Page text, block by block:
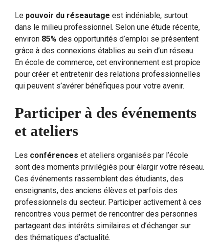
Le pouvoir du réseautage est indéniable, surtout
dans le milieu professionnel. Selon une étude récente,
environ 85% des opportunités d’emploi se présentent
grâce à des connexions établies au sein d’un réseau.
En école de commerce, cet environnement est propice
pour créer et entretenir des relations professionnelles
qui peuvent s’avérer bénéfiques pour votre avenir.
Participer à des événements
et ateliers
Les conférences et ateliers organisés par l’école
sont des moments privilégiés pour élargir votre réseau.
Ces événements rassemblent des étudiants, des
enseignants, des anciens élèves et parfois des
professionnels du secteur. Participer activement à ces
rencontres vous permet de rencontrer des personnes
partageant des intérêts similaires et d’échanger sur
des thématiques d’actualité.